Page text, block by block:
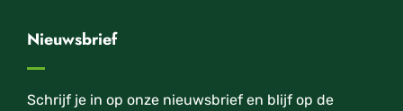
Nieuwsbrief
Schrijf je in op onze nieuwsbrief en blijf op de